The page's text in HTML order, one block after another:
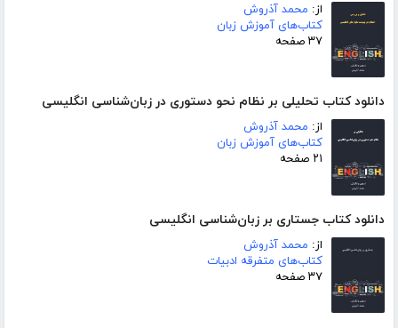
از: محمد آذروش
کتاب‌های آموزش زبان
۳۷ صفحه
دانلود کتاب تحلیلی بر نظام نحو دستوری در زبان‌شناسی انگلیسی
از: محمد آذروش
کتاب‌های آموزش زبان
۲۱ صفحه
دانلود کتاب جستاری بر زبان‌شناسی انگلیسی
از: محمد آذروش
کتاب‌های متفرقه ادبیات
۳۷ صفحه